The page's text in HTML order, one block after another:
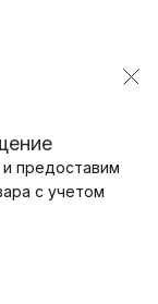
предоставим
с учетом